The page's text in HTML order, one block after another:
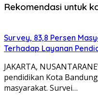
Rekomendasi untuk
Survey, 83,8 Persen
Terhadap Layanan
JAKARTA,
pendidikan Kota
masyarakat. Survei…